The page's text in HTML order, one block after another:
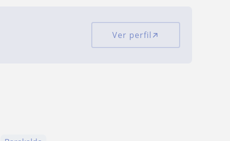
Ver perfil